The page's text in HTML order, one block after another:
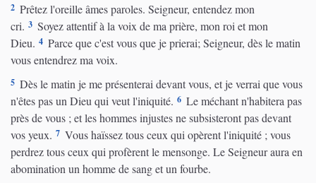
2 Prêtez l'oreille âmes paroles. Seigneur, entendez mon
cri. 3 Soyez attentif à la voix de ma prière, mon roi et mon
Dieu. 4 Parce que c'est vous que je prierai; Seigneur, dès le matin
vous entendrez ma voix.
5 Dès le matin je me présenterai devant vous, et je verrai que vous
n'êtes pas un Dieu qui veut l'iniquité. 6 Le méchant n'habitera pas
près de vous ; et les hommes injustes ne subsisteront pas devant
vos yeux. 7 Vous haïssez tous ceux qui opèrent l'iniquité ; vous
perdrez tous ceux qui profèrent le mensonge. Le Seigneur aura en
abomination un homme de sang et un fourbe.